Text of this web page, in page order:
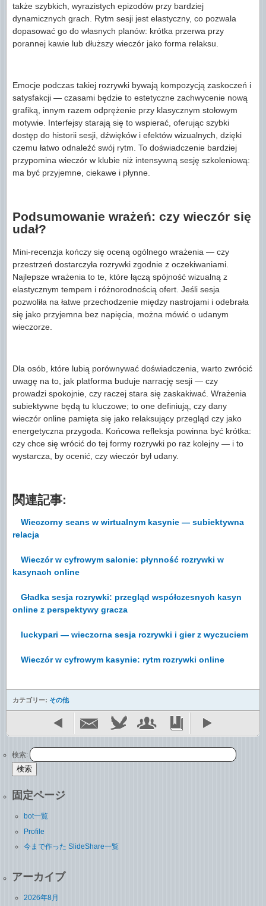
także szybkich, wyrazistych epizodów przy bardziej
dynamicznych grach. Rytm sesji jest elastyczny, co pozwala
dopasować go do własnych planów: krótka przerwa przy
porannej kawie lub dłuższy wieczór jako forma relaksu.
Emocje podczas takiej rozrywki bywają kompozycją zaskoczeń i
satysfakcji — czasami będzie to estetyczne zachwycenie nową
grafiką, innym razem odprężenie przy klasycznym stołowym
motywie. Interfejsy starają się to wspierać, oferując szybki
dostęp do historii sesji, dźwięków i efektów wizualnych, dzięki
czemu łatwo odnaleźć swój rytm. To doświadczenie bardziej
przypomina wieczór w klubie niż intensywną sesję szkoleniową:
ma być przyjemne, ciekawe i płynne.
Podsumowanie wrażeń: czy wieczór się
udał?
Mini-recenzja kończy się oceną ogólnego wrażenia — czy
przestrzeń dostarczyła rozrywki zgodnie z oczekiwaniami.
Najlepsze wrażenia to te, które łączą spójność wizualną z
elastycznym tempem i różnorodnością ofert. Jeśli sesja
pozwoliła na łatwe przechodzenie między nastrojami i odebrała
się jako przyjemna bez napięcia, można mówić o udanym
wieczorze.
Dla osób, które lubią porównywać doświadczenia, warto zwrócić
uwagę na to, jak platforma buduje narrację sesji — czy
prowadzi spokojnie, czy raczej stara się zaskakiwać. Wrażenia
subiektywne będą tu kluczowe; to one definiują, czy dany
wieczór online pamięta się jako relaksujący przegląd czy jako
energetyczna przygoda. Końcowa refleksja powinna być krótka:
czy chce się wrócić do tej formy rozrywki po raz kolejny — i to
wystarcza, by ocenić, czy wieczór był udany.
関連記事:
Wieczorny seans w wirtualnym kasynie — subiektywna
relacja
Wieczór w cyfrowym salonie: płynność rozrywki w
kasynach online
Gładka sesja rozrywki: przegląd współczesnych kasyn
online z perspektywy gracza
luckypari — wieczorna sesja rozrywki i gier z wyczuciem
Wieczór w cyfrowym kasynie: rytm rozrywki online
カテゴリー: その他
検索:
固定ページ
bot一覧
Profile
今まで作った SlideShare一覧
アーカイブ
2026年8月